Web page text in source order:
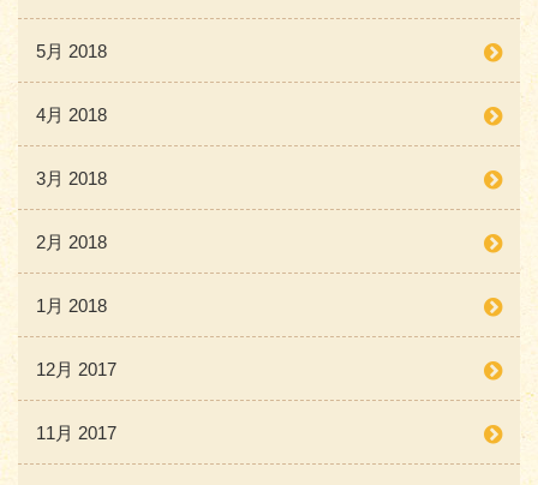
5月 2018
4月 2018
3月 2018
2月 2018
1月 2018
12月 2017
11月 2017